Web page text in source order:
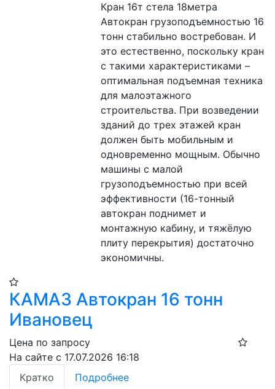
Кран 16т стела 18метра
Автокран грузоподъемностью 16
тонн стабильно востребован. И
это естественно, поскольку кран
с такими характеристиками –
оптимальная подъемная техника
для малоэтажного
строительства. При возведении
зданий до трех этажей кран
должен быть мобильным и
одновременно мощным. Обычно
машины с малой
грузоподъемностью при всей
эффективности (16-тонный
автокран поднимет и
монтажную кабину, и тяжёлую
плиту перекрытия) достаточно
экономичны.
КАМАЗ Автокран 16 тонн
Ивановец
Цена по запросу
На сайте с 17.07.2026 16:18
Кратко
Подробнее